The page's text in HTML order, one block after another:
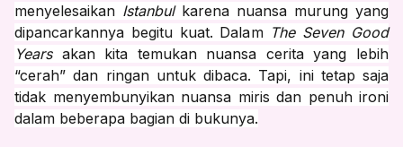
menyelesaikan Istanbulkarena nuansa murung yang
dipancarkannya begitu kuat. Dalam The Seven Good
Years akan kita temukan nuansa cerita yang lebih
“cerah” dan ringan untuk dibaca. Tapi, ini tetap saja
tidak menyembunyikan nuansa miris dan penuh ironi
dalam beberapa bagian di bukunya.